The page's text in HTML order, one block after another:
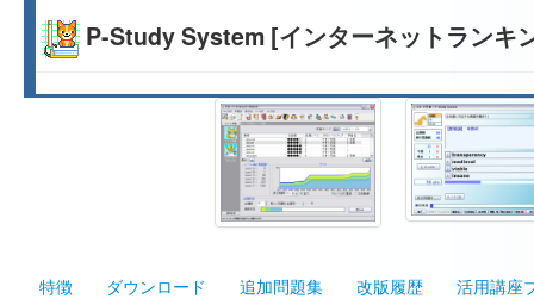
P-Study System [インターネットランキ
特徴 ダウンロード 追加問題集 改版履歴 活用講座